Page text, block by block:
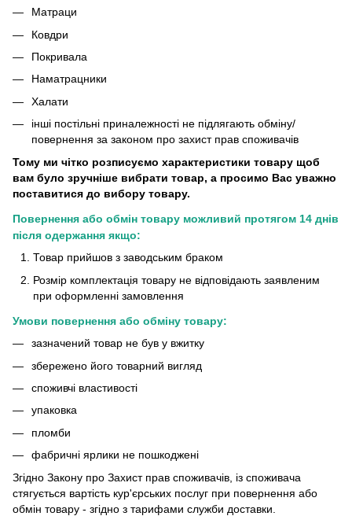
Матраци
Ковдри
Покривала
Наматрацники
Халати
інші постільні приналежності не підлягають обміну/
повернення за законом про захист прав споживачів
Тому ми чітко розписуємо характеристики товару щоб
вам було зручніше вибрати товар, а просимо Вас уважно
поставитися до вибору товару.
Повернення або обмін товару можливий протягом 14 днів
після одержання якщо:
Товар прийшов з заводським браком
Розмір комплектація товару не відповідають заявленим
при оформленні замовлення
Умови повернення або обміну товару:
зазначений товар не був у вжитку
збережено його товарний вигляд
споживчі властивості
упаковка
пломби
фабричні ярлики не пошкоджені
Згідно Закону про Захист прав споживачів, із споживача
стягується вартість кур'єрських послуг при повернення або
обмін товару - згідно з тарифами служби доставки.